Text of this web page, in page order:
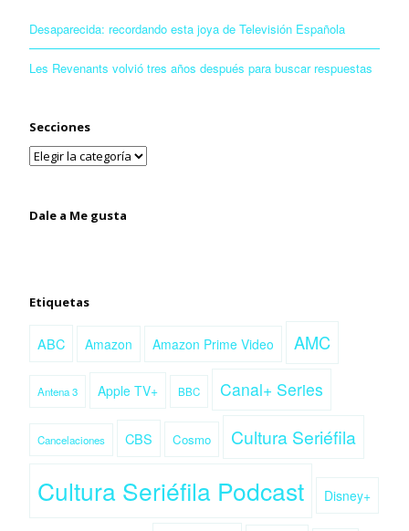
Desaparecida: recordando esta joya de Televisión Española
Les Revenants volvió tres años después para buscar respuestas
Secciones
Dale a Me gusta
Etiquetas
ABC Amazon Amazon Prime Video AMC
Antena 3 Apple TV+ BBC Canal+ Series
Cancelaciones CBS Cosmo Cultura Seriéfila
Cultura Seriéfila Podcast Disney+